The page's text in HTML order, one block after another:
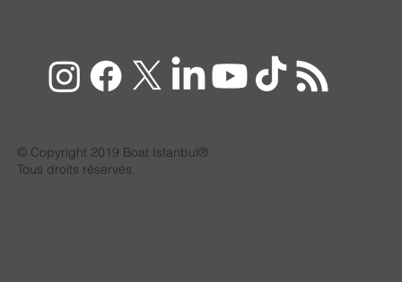
© Copyright 2019 Boat Istanbul®
Tous droits réservés.